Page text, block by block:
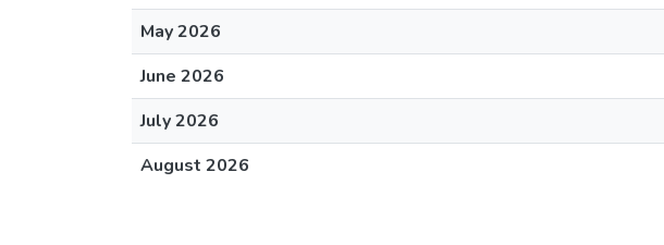
May 2026
June 2026
July 2026
August 2026